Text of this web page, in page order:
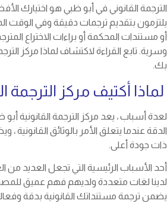
الترجمة القانوني في أبو ظبي هو اختيارك
يلتزمون بتقديم ترجمات دقيقة وفي الوقت
أو مستندات المحكمة أو براءات الاختراع
وسرية. تابع القراءة لاكتشاف لماذا مركز
بك.
لماذا أكتيف مركز الترجمة
لعدة أسباب ، يعد مركز الترجمة القانونية
الدقة عندما يتعلق الأمر بالوثائق
ذات جودة أعلى.
أحد الأسباب الرئيسية التي تجعل العديد من
لدينا لغات متعددة ولديهم فهم عميق
يضمن ترجمة مستنداتك القانونية بدقة